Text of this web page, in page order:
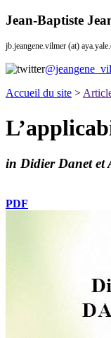
Jean-Baptiste
jb.jeangene.vilmer (at)
Accueil du site >
in Didier Danet et
PDF